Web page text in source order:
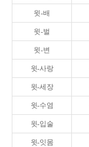
윗-배
윗-벌
윗-변
윗-사랑
윗-세장
윗-수염
윗-입술
윗-잇몸